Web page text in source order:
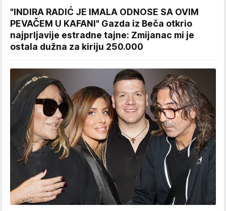
"INDIRA RADIĆ JE IMALA ODNOSE SA OVIM
PEVAČEM U KAFANI" Gazda iz Beča otkrio
najprljavije estradne tajne: Zmijanac mi je
ostala dužna za kiriju 250.000